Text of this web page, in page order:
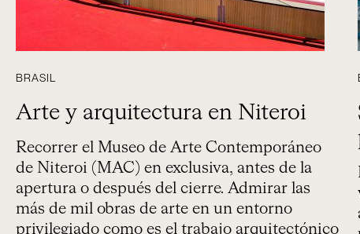
BRASIL
Arte y arquitectura en Niteroi
Recorrer el Museo de Arte Contemporáneo
de Niteroi (MAC) en exclusiva, antes de la
apertura o después del cierre. Admirar las
más de mil obras de arte en un entorno
privilegiado como es el trabajo arquitectónico